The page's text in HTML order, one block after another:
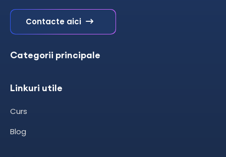
Contacte aici
Categorii principale
Linkuri utile
Curs
Blog